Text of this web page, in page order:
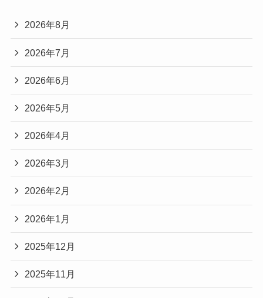
2026年8月
2026年7月
2026年6月
2026年5月
2026年4月
2026年3月
2026年2月
2026年1月
2025年12月
2025年11月